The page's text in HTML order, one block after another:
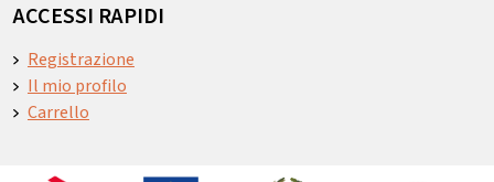
ACCESSI RAPIDI
Registrazione
Il mio profilo
Carrello